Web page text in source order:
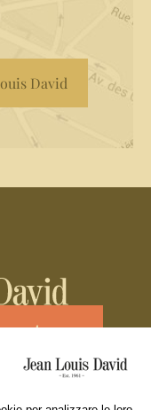
David